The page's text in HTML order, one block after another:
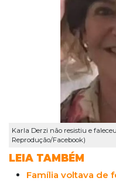
Karla Derzi não resistiu e
Reprodução/Facebook)
LEIA TAMBÉM
Família voltava de